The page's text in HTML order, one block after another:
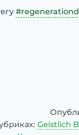
Geistlich